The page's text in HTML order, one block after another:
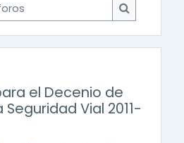
Buscar en
el Decenio de
Vial 2011-